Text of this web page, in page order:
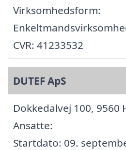
Virksomhedsform:
CVR: 41233532
DUTEF ApS
Dokkedalvej 100, 9560
Ansatte:
Startdato: 09.